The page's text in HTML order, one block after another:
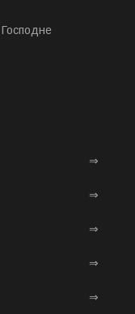
⇒
⇒
⇒
⇒
⇒